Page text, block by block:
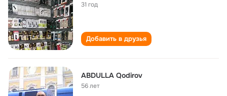
31 год
Добавить в друзья
ABDULLA Qodirov
56 лет